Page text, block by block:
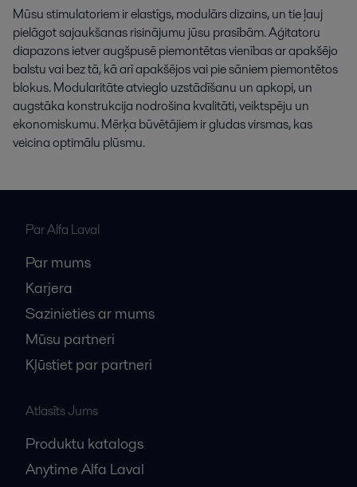
Mūsu stimulatoriem ir elastīgs, modulārs dizains, un tie ļauj
pielāgot sajaukšanas risinājumu jūsu prasībām. Aģitatoru
diapazons ietver augšpusē piemontētas vienības ar apakšējo
balstu vai bez tā, kā arī apakšējos vai pie sāniem piemontētos
blokus. Modularitāte atvieglo uzstādīšanu un apkopi, un
augstāka konstrukcija nodrošina kvalitāti, veiktspēju un
ekonomiskumu. Mērķa būvētājiem ir gludas virsmas, kas
veicina optimālu plūsmu.
Par Alfa Laval
Par mums
Karjera
Sazinieties ar mums
Mūsu partneri
Kļūstiet par partneri
Atlasīts Jums
Produktu katalogs
Anytime Alfa Laval